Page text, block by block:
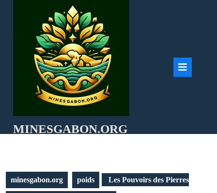
MINESGABON.ORG
minesgabon.org poids Les Pouvoirs des Pierres